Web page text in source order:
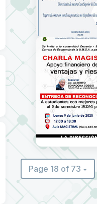
Page 18 of 73